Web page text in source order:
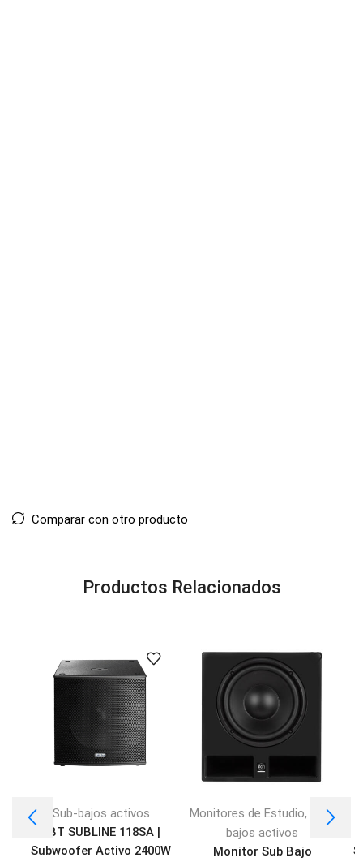
Comparar con otro producto
Productos Relacionados
Sub-bajos activos
FBT SUBLINE 118SA |
Subwoofer Activo 2400W
Monitores de Estudio,
Sub-
bajos activos
Monitor Sub Bajo